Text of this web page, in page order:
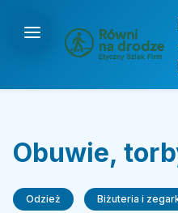
Obuwie,
Odzież Biżuteria i